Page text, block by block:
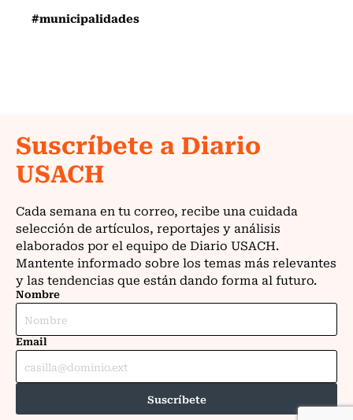
#municipalidades